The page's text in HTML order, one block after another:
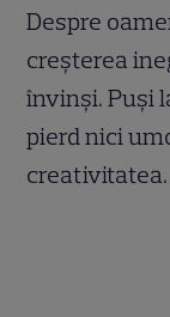
Despre
creșterea
învinși. Puși
pierd nici
creativitatea.